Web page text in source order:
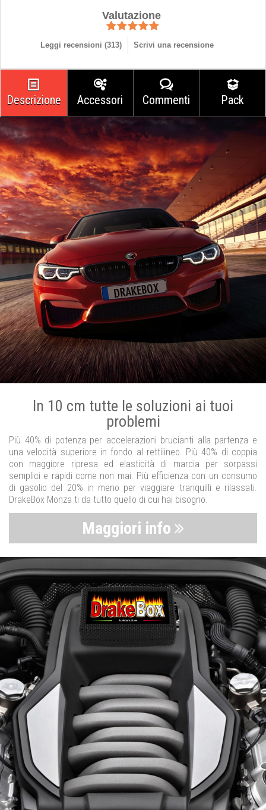
Valutazione
Leggi recensioni (313) Scrivi una recensione
Descrizione Accessori Commenti Pack
In 10 cm tutte le soluzioni ai tuoi
problemi
Più 40% di potenza per accelerazioni brucianti alla partenza e
una velocità superiore in fondo al rettilineo. Più 40% di coppia
con maggiore ripresa ed elasticità di marcia per sorpassi
semplici e rapidi come non mai. Più efficienza con un consumo
di gasolio del 20% in meno per viaggiare tranquilli e rilassati.
DrakeBox Monza ti da tutto quello di cui hai bisogno.
Maggiori info